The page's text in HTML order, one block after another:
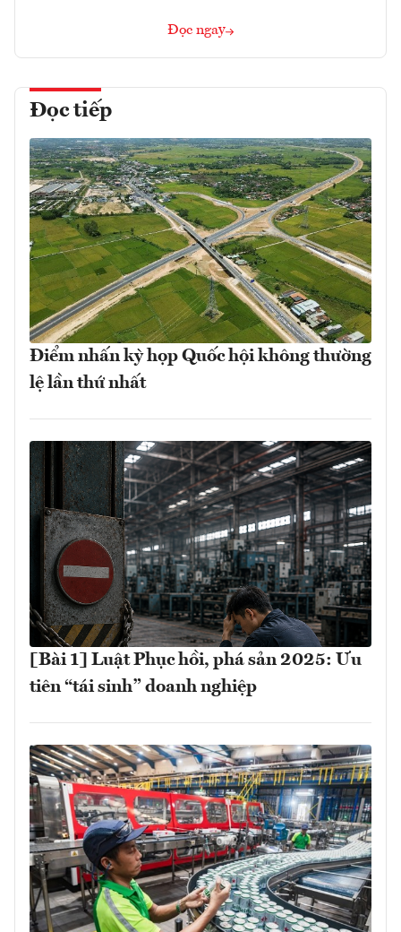
Đọc ngay
Đọc tiếp
Điểm nhấn kỳ họp Quốc hội không thường
lệ lần thứ nhất
[Bài 1] Luật Phục hồi, phá sản 2025: Ưu
tiên “tái sinh” doanh nghiệp